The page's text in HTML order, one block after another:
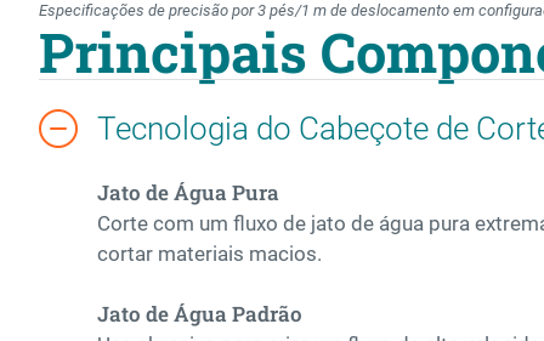
Especificações de precisão por 3 pés/1 m de deslocamento em
Principais
Tecnologia do Cabeçote de
Jato de Água Pura
Corte com um fluxo de jato de água pura
cortar materiais macios.
Jato de Água Padrão